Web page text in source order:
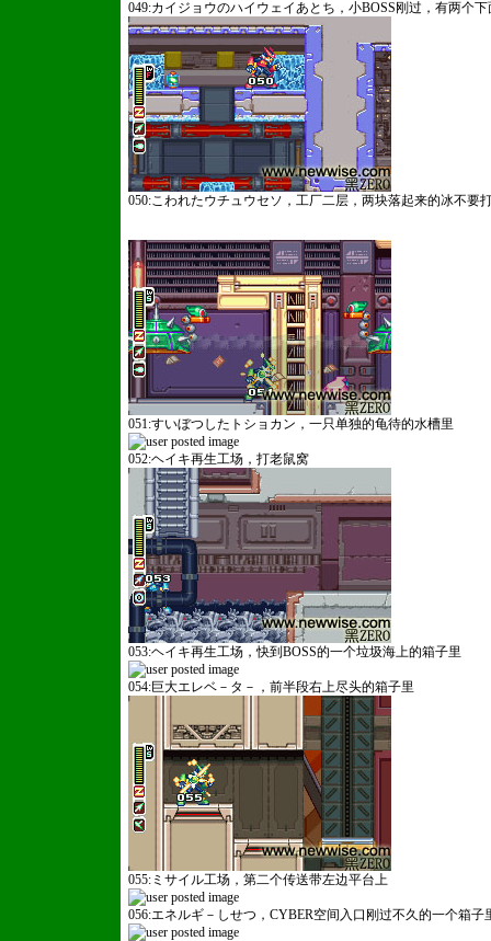
049:カイジョウのハイウェイあとち，小BOSS刚过，有两个
050:こわれたウチュウセソ，工厂二层，两块落起来的冰不要
051:すいぼつしたトショカン，一只单独的龟待的水槽里
052:ヘイキ再生工场，打老鼠窝
053:ヘイキ再生工场，快到BOSS的一个垃圾海上的箱子里
054:巨大エレベ－タ－，前半段右上尽头的箱子里
055:ミサイル工场，第二个传送带左边平台上
056:エネルギ－しせつ，CYBER空间入口刚过不久的一个箱子